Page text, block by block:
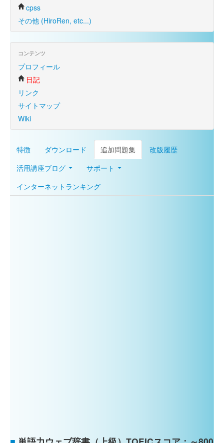
cpss
その他 (HiroRen, etc...)
コンテンツ
プロフィール
日記
リンク
サイトマップ
Wiki
特徴 ダウンロード 追加問題集
改版履歴
活用講座ブログ
サポート
インターネットランキング